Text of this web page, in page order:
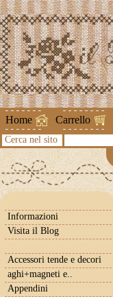
Home Carrello
Cerca nel sito
Informazioni
Visita il Blog
Accessori tende e decori
aghi+magneti e..
Appendini